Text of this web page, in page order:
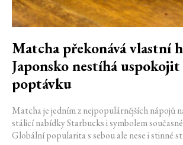
Matcha překonává vlastní
Japonsko nestíhá
poptávku
Matcha je jedním z nejpopulárnějších nápojů
stálicí nabídky Starbucks i symbolem
Globální popularita s sebou ale nese i stinné